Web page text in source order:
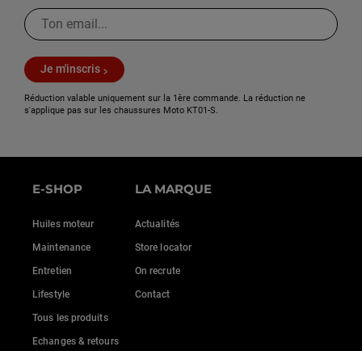
Je m'inscris
Réduction valable uniquement sur la 1ère commande. La réduction ne
s'applique pas sur les chaussures Moto KT01-S.
E-SHOP
Huiles moteur
Maintenance
Entretien
Lifestyle
Tous les produits
Echanges & retours
LA MARQUE
Actualités
Store locator
On recrute
Contact